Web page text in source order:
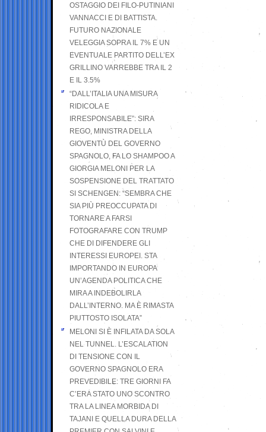
OSTAGGIO DEI FILO-PUTINIANI
VANNACCI E DI BATTISTA.
FUTURO NAZIONALE
VELEGGIA SOPRA IL 7% E UN
EVENTUALE PARTITO DELL’EX
GRILLINO VARREBBE TRA IL 2
E IL 3.5%
“DALL’ITALIA UNA MISURA
RIDICOLA E
IRRESPONSABILE”: SIRA
REGO, MINISTRA DELLA
GIOVENTÙ DEL GOVERNO
SPAGNOLO, FA LO SHAMPOO A
GIORGIA MELONI PER LA
SOSPENSIONE DEL TRATTATO
SI SCHENGEN: “SEMBRA CHE
SIA PIÙ PREOCCUPATA DI
TORNARE A FARSI
FOTOGRAFARE CON TRUMP
CHE DI DIFENDERE GLI
INTERESSI EUROPEI. STA
IMPORTANDO IN EUROPA
UN’AGENDA POLITICA CHE
MIRA A INDEBOLIRLA
DALL’INTERNO. MA È RIMASTA
PIUTTOSTO ISOLATA”
MELONI SI È INFILATA DA SOLA
NEL TUNNEL. L’ESCALATION
DI TENSIONE CON IL
GOVERNO SPAGNOLO ERA
PREVEDIBILE: TRE GIORNI FA
C’ERA STATO UNO SCONTRO
TRA LA LINEA MORBIDA DI
TAJANI E QUELLA DURA DELLA